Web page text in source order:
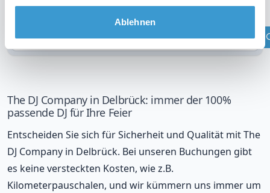
Ablehnen
Überprüfen Sie Ihren Standort
The DJ Company in Delbrück: immer der 100%
passende DJ für Ihre Feier
Entscheiden Sie sich für Sicherheit und Qualität mit The
DJ Company in Delbrück. Bei unseren Buchungen gibt
es keine versteckten Kosten, wie z.B.
Kilometerpauschalen, und wir kümmern uns immer um